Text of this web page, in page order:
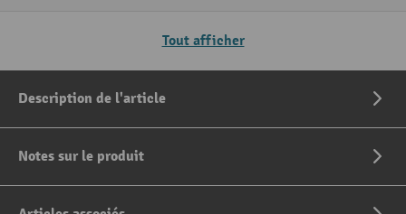
Tout afficher
Description de l'article
Notes sur le produit